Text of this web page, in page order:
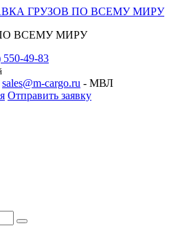
ВСЕМУ МИРУ
550-49-83
sales@m-cargo.ru - МВЛ
Отправить заявку